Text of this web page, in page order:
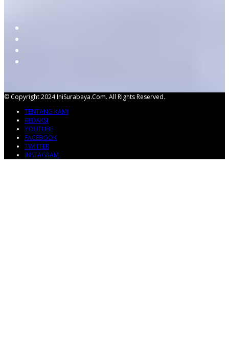
© Copyright 2024 IniSurabaya.com. All Rights Reserved.
TENTANG KAMI
REDAKSI
YOUTUBE
FACEBOOK
TWITTER
INSTAGRAM